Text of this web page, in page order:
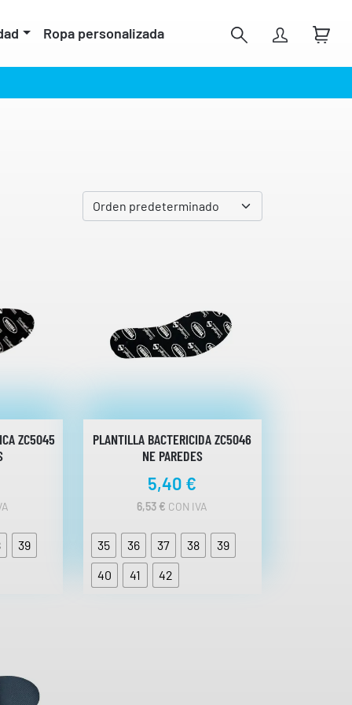
Ropa personalizada
ZC5045
39
PLANTILLA BACTERICIDA ZC5046
NE PAREDES
5,40 €
6,53 € CON IVA
35 36 37 38
39
40
41 42